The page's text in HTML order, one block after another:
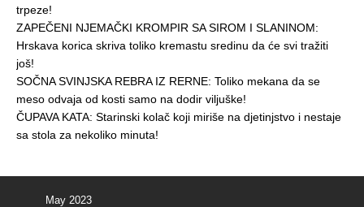
trpeze!
ZAPEČENI NJEMAČKI KROMPIR SA SIROM I SLANINOM:
Hrskava korica skriva toliko kremastu sredinu da će svi tražiti
još!
SOČNA SVINJSKA REBRA IZ RERNE: Toliko mekana da se
meso odvaja od kosti samo na dodir viljuške!
ČUPAVA KATA: Starinski kolač koji miriše na djetinjstvo i nestaje
sa stola za nekoliko minuta!
May 2023